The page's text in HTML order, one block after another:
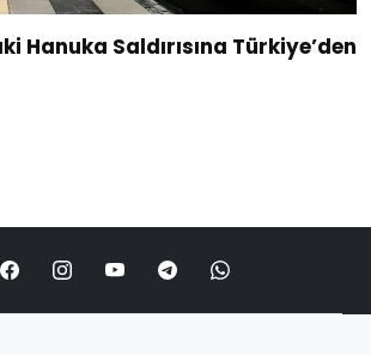
Hanuka Saldırısına Türkiye’den